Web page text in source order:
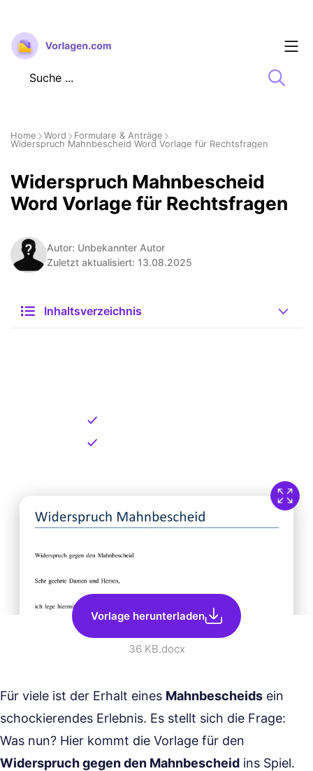
Zum
Inhalt
springen
Home Word
Formulare & Anträge
Widerspruch Mahnbescheid Word Vorlage für Rechtsfragen
Widerspruch Mahnbescheid
Word Vorlage für Rechtsfragen
Autor: Unbekannter Autor
Zuletzt aktualisiert: 13.08.2025
Inhaltsverzeichnis
Vorlage herunterladen
36 KB.docx
Für viele ist der Erhalt eines Mahnbescheids ein
schockierendes Erlebnis. Es stellt sich die Frage:
Was nun? Hier kommt die Vorlage für den
Widerspruch gegen den Mahnbescheid ins Spiel.